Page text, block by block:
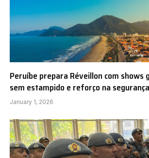
Peruíbe prepara Réveillon com
sem estampido e reforço na segurança
January 1, 2026